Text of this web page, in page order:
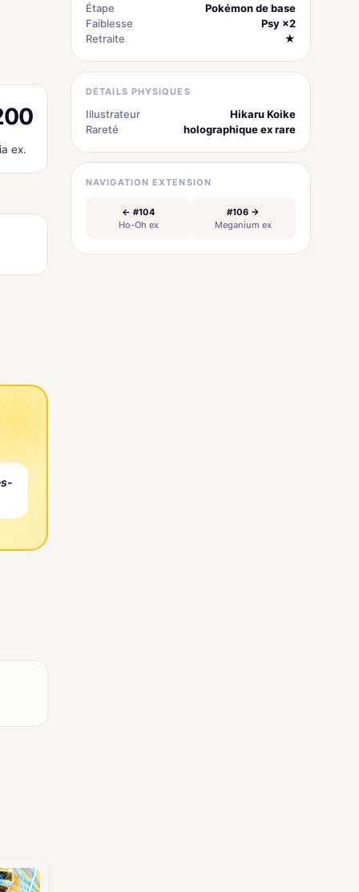
ex.
Étape
Pokémon de base
Faiblesse
Psy ×2
Retraite
★
DÉTAILS PHYSIQUES
Illustrateur
Hikaru Koike
Rareté
holographique ex rare
NAVIGATION EXTENSION
← #104
Ho-Oh ex
#106 →
Meganium ex